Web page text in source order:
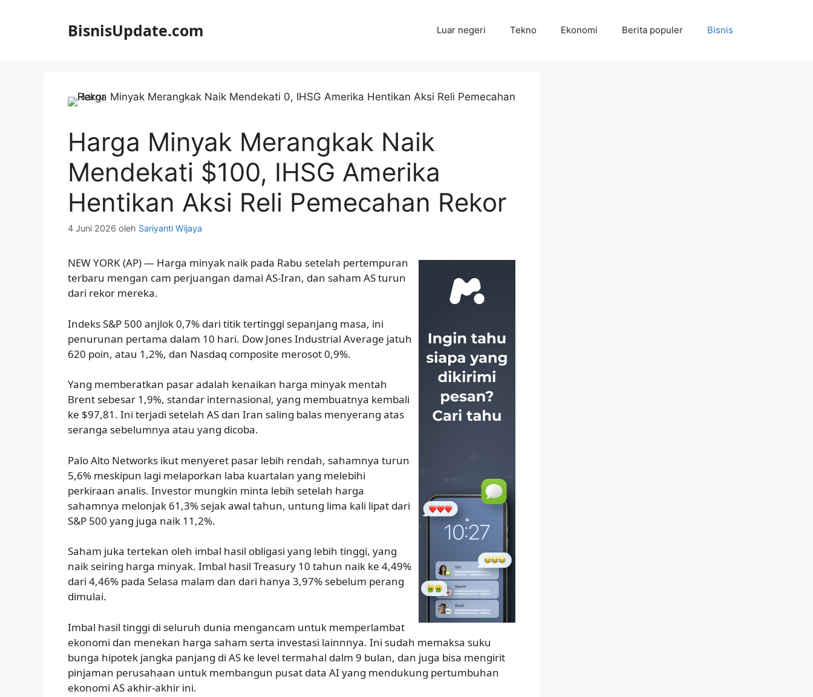
BisnisUpdate.com Luar negeri Tekno Ekonomi Berita populer Bisnis
Harga Minyak Merangkak Naik
Mendekati $100, IHSG Amerika
Hentikan Aksi Reli Pemecahan Rekor
4 Juni 2026 oleh Sariyanti Wijaya
NEW YORK (AP) — Harga minyak naik pada Rabu setelah pertempuran
terbaru mengan cam perjuangan damai AS-Iran, dan saham AS turun
dari rekor mereka.
Indeks S&P 500 anjlok 0,7% dari titik tertinggi sepanjang masa, ini
penurunan pertama dalam 10 hari. Dow Jones Industrial Average jatuh
620 poin, atau 1,2%, dan Nasdaq composite merosot 0,9%.
Yang memberatkan pasar adalah kenaikan harga minyak mentah
Brent sebesar 1,9%, standar internasional, yang membuatnya kembali
ke $97,81. Ini terjadi setelah AS dan Iran saling balas menyerang atas
seranga sebelumnya atau yang dicoba.
Palo Alto Networks ikut menyeret pasar lebih rendah, sahamnya turun
5,6% meskipun lagi melaporkan laba kuartalan yang melebihi
perkiraan analis. Investor mungkin minta lebih setelah harga
sahamnya melonjak 61,3% sejak awal tahun, untung lima kali lipat dari
S&P 500 yang juga naik 11,2%.
Saham juka tertekan oleh imbal hasil obligasi yang lebih tinggi, yang
naik seiring harga minyak. Imbal hasil Treasury 10 tahun naik ke 4,49%
dari 4,46% pada Selasa malam dan dari hanya 3,97% sebelum perang
dimulai.
Imbal hasil tinggi di seluruh dunia mengancam untuk memperlambat
ekonomi dan menekan harga saham serta investasi lainnnya. Ini sudah memaksa suku
bunga hipotek jangka panjang di AS ke level termahal dalm 9 bulan, dan juga bisa mengirit
pinjaman perusahaan untuk membangun pusat data AI yang mendukung pertumbuhan
ekonomi AS akhir-akhir ini.